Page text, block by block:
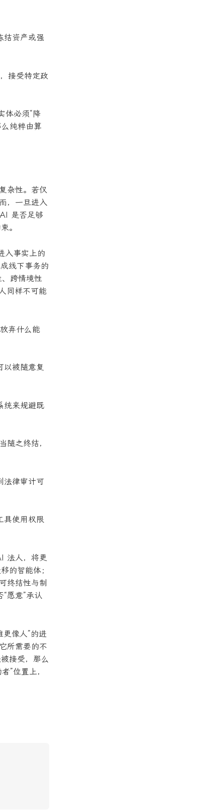
结资产或强
接受特定政
体必须“降
纯粹由算
杂性。若仅
，一旦进入
是否足够
。
入事实上的
线下事务的
跨情境性
同样不可能
弃什么能
以被随意复
统来规避既
随之终结，
法律审计可
具使用权限
法人，将更
的智能体；
终结性与制
愿意”承认
像人”的进
所需要的不
接受，那么
”位置上，